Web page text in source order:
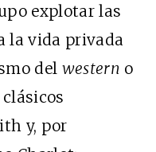
explotar las
la vida privada
del western o
y, por